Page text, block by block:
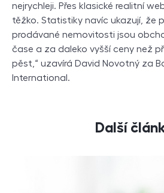
nejrychleji. Přes klasické realitní
těžko. Statistiky navíc ukazují, že
prodávané nemovitosti jsou
čase a za daleko vyšší ceny než
pěst,“ uzavírá David Novotný za
International.
Další